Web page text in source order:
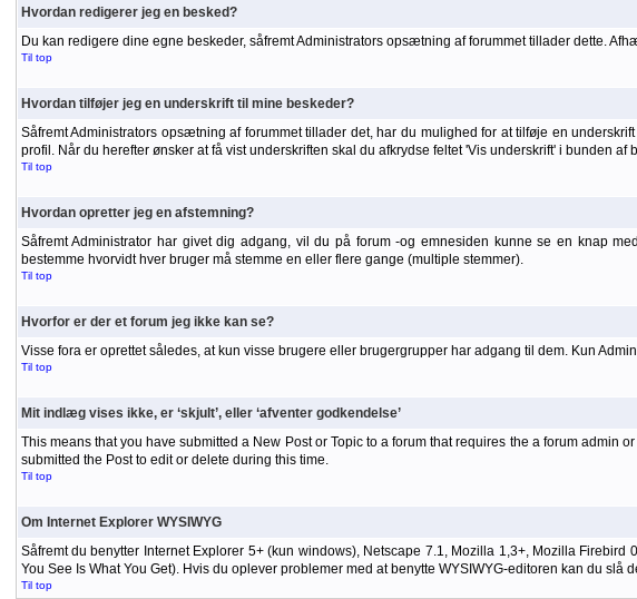
Hvordan redigerer jeg en besked?
Du kan redigere dine egne beskeder, såfremt Administrators opsætning af forummet tillader dette.
Til top
Hvordan tilføjer jeg en underskrift til mine beskeder?
Såfremt Administrators opsætning af forummet tillader det, har du mulighed for at tilføje en
profil. Når du herefter ønsker at få vist underskriften skal du afkrydse feltet 'Vis underskrift' i bunden af
Til top
Hvordan opretter jeg en afstemning?
Såfremt Administrator har givet dig adgang, vil du på forum -og emnesiden kunne se en knap
bestemme hvorvidt hver bruger må stemme en eller flere gange (multiple stemmer).
Til top
Hvorfor er der et forum jeg ikke kan se?
Visse fora er oprettet således, at kun visse brugere eller brugergrupper har adgang til dem. Kun
Til top
Mit indlæg vises ikke, er ‘skjult’, eller ‘afventer godkendelse’
This means that you have submitted a New Post or Topic to a forum that requires the a forum
submitted the Post to edit or delete during this time.
Til top
Om Internet Explorer WYSIWYG
Såfremt du benytter Internet Explorer 5+ (kun windows), Netscape 7.1, Mozilla 1,3+, Mozilla
You See Is What You Get). Hvis du oplever problemer med at benytte WYSIWYG-editoren kan du slå
Til top